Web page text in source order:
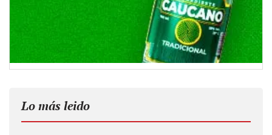
Lo más leido